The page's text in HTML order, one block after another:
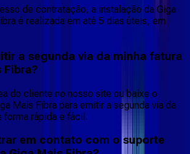
de contratação, a instalação da Giga
é realizada em até 5 dias úteis, em
a segunda via da minha fatura
Fibra?
do cliente no nosso site ou baixe o
Mais Fibra para emitir a segunda via da
forma rápida e fácil.
em contato com o suporte